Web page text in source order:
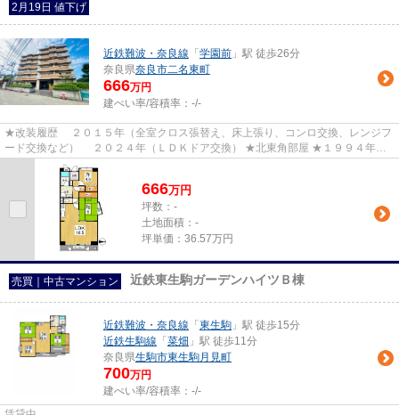
2月19日 値下げ
近鉄難波・奈良線 「 学園前 」駅 徒歩26分
奈良県奈良市二名東町
666万円
建ぺい率/容積率： -/-
★改装履歴 ２０１５年（全室クロス張替え、床上張り、コンロ交換、レンジフ
ード交換など） ２０２４年（ＬＤＫドア交換） ★北東角部屋 ★１９９４年築
★オートロック、エレベータあり
666万円
坪数：-
土地面積：-
坪単価：36.57万円
売買｜中古マンション 近鉄東生駒ガーデンハイツＢ棟
近鉄難波・奈良線 「 東生駒 」駅 徒歩15分
近鉄生駒線 「 菜畑 」駅 徒歩11分
奈良県生駒市東生駒月見町
700万円
建ぺい率/容積率： -/-